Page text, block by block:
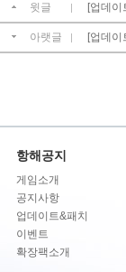
윗글 | [업데
아랫글 | [업데
항해공지
게임소개
공지사항
업데이트&패치
이벤트
확장팩소개